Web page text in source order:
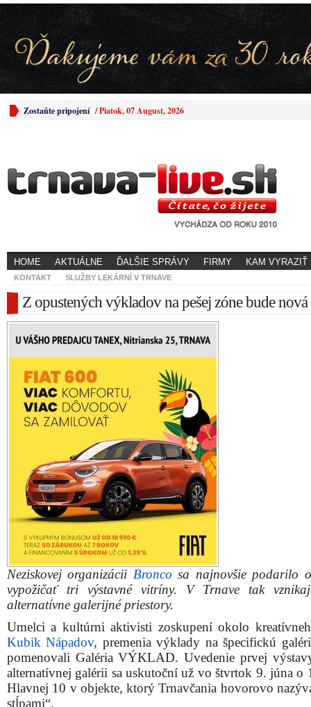
Zostaňte pripojení /Piatok, 07 August, 2026
HOME AKTUÁLNE ĎALŠIE SPRÁVY FIRMY KAM VYRAZIŤ
KONTAKT SLUŽBY LEKÁRNÍ V TRNAVE
Z opustených výkladov na pešej zóne bude nová
Neziskovej organizácii Bronco sa najnovšie podarilo
vypožičať tri výstavné vitríny. V Trnave tak
alternatívne galerijné priestory.
Umelci a kultúrni aktivisti zoskupení okolo
Kubik Nápadov, premenia výklady na špecifickú
pomenovali Galéria VÝKLAD. Uvedenie prvej
alternatívnej galérii sa uskutoční už vo štvrtok 9. júna o
Hlavnej 10 v objekte, ktorý Trnavčania hovorovo
stĺpami“.